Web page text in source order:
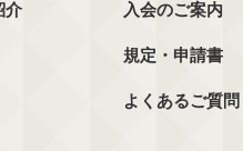
介 入会のご案内
規定・申請書
よくあるご質問